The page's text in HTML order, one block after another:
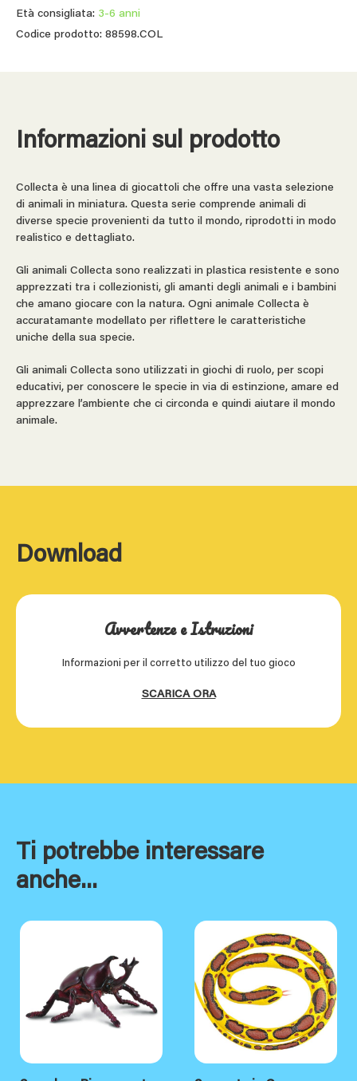
Età consigliata: 3-6 anni
Codice prodotto: 88598.COL
Informazioni sul prodotto
Collecta è una linea di giocattoli che offre una vasta selezione
di animali in miniatura. Questa serie comprende animali di
diverse specie provenienti da tutto il mondo, riprodotti in modo
realistico e dettagliato.
Gli animali Collecta sono realizzati in plastica resistente e sono
apprezzati tra i collezionisti, gli amanti degli animali e i bambini
che amano giocare con la natura. Ogni animale Collecta è
accuratamante modellato per riflettere le caratteristiche
uniche della sua specie.
Gli animali Collecta sono utilizzati in giochi di ruolo, per scopi
educativi, per conoscere le specie in via di estinzione, amare ed
apprezzare l’ambiente che ci circonda e quindi aiutare il mondo
animale.
Download
Avvertenze e Istruzioni
Informazioni per il corretto utilizzo del tuo gioco
SCARICA ORA
Ti potrebbe interessare
anche...